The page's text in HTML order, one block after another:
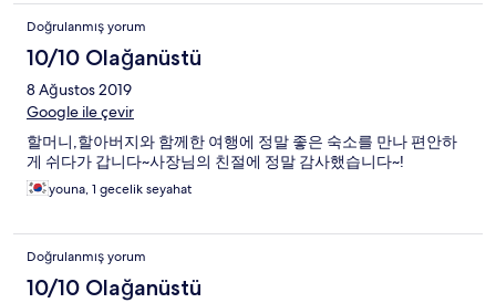
저도 오래되어 소음과 기능이.. 응대는 친절하나 무언가 몇년간 관
리가 전혀안되어있는 펜션이였습니다. 과연 이 가격에 이정도 시
설을 누가 방문을 할지.. 기존 건축물은 좋았던것 같지만 현재는 관
리미흡이 확실하게 보였습니다. (전직 한샘인테리어 & XX은행 건
축 기사였던 방문객의 후기였습니다)
Doğrulanmış yorum
10/10 Olağanüstü
8 Ağustos 2019
Google ile çevir
할머니,할아버지와 함께한 여행에 정말 좋은 숙소를 만나 편안하
게 쉬다가 갑니다~사장님의 친절에 정말 감사했습니다~!
youna, 1 gecelik seyahat
Doğrulanmış yorum
10/10 Olağanüstü